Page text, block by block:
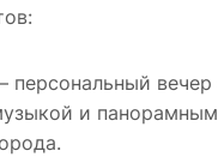
персональный вечер
и